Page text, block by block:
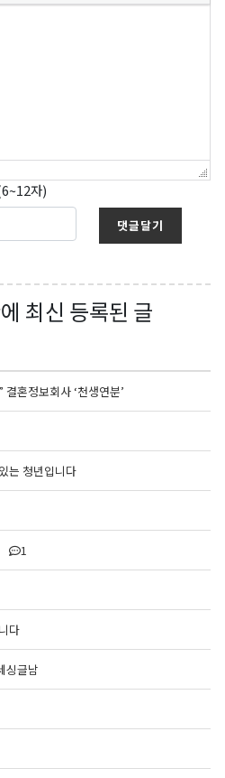
자)
댓글달기
최신 등록된 글
혼정보회사 ‘천생연분’
는 청년입니다
1
다
싱글남